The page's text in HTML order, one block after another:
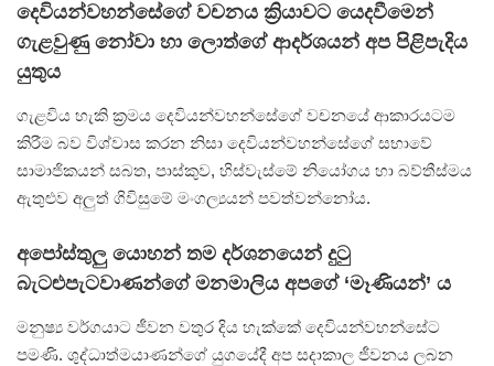
දෙවියන්වහන්සේගේ වචනය ක්‍රියාවට යෙදවීමෙන්
ගැළවුණු නෝවා හා ලොත්ගේ ආදර්ශයන් අප පිළිපැදිය
යුතුය
ගැළවිය හැකි ක්‍රමය දෙවියන්වහන්සේගේ වචනයේ ආකාරයටම
කිරීම බව විශ්වාස කරන නිසා දෙවියන්වහන්සේගේ සභාවේ
සාමාජිකයන් සබත, පාස්කුව, හිස්වැස්මේ නියෝගය හා බව්තීස්මය
ඇතුළුව අලුත් ගිවිසුමේ මංගල්‍යයන් පවත්වන්නෝය.
අපෝස්තුලු යොහන් තම දර්ශනයෙන් දුටු
බැටළුපැටවාණන්ගේ මනමාලිය අපගේ ‘මෑණියන්’ ය
මනුෂ්‍ය වර්ගයාට ජීවන වතුර දිය හැක්කේ දෙවියන්වහන්සේට
පමණි. ශුද්ධාත්මයාණන්ගේ යුගයේදී අප සදාකාල ජීවනය ලබන